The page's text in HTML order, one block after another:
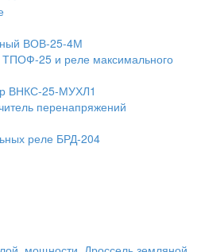
ВОВ-25-4М
25 и реле максимального
ВНКС-25-МУХЛ1
перенапряжений
реле БРД-204